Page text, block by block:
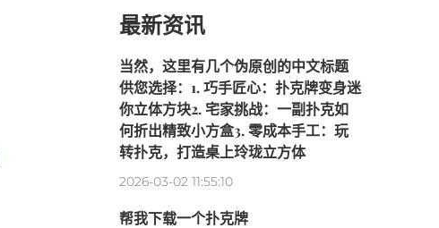
最新资讯
当然，这里有几个伪原创的中文标题
供您选择：1. 巧手匠心：扑克牌变身迷
你立体方块2. 宅家挑战：一副扑克如
何折出精致小方盒3. 零成本手工：玩
转扑克，打造桌上玲珑立方体
2026-03-02 11:55:10
帮我下载一个扑克牌